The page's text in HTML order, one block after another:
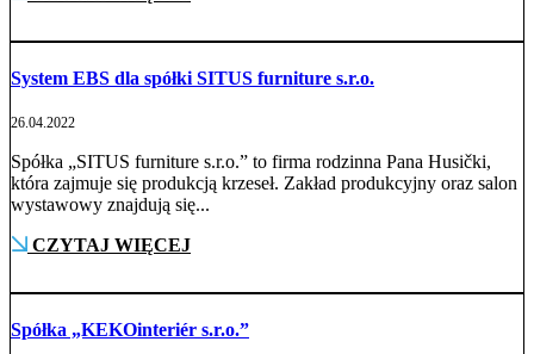
System EBS dla spółki SITUS furniture s.r.o.
26.04.2022
Spółka „SITUS furniture s.r.o.” to firma rodzinna Pana Husički,
która zajmuje się produkcją krzeseł. Zakład produkcyjny oraz salon
wystawowy znajdują się...
CZYTAJ WIĘCEJ
Spółka „KEKOinteriér s.r.o.”